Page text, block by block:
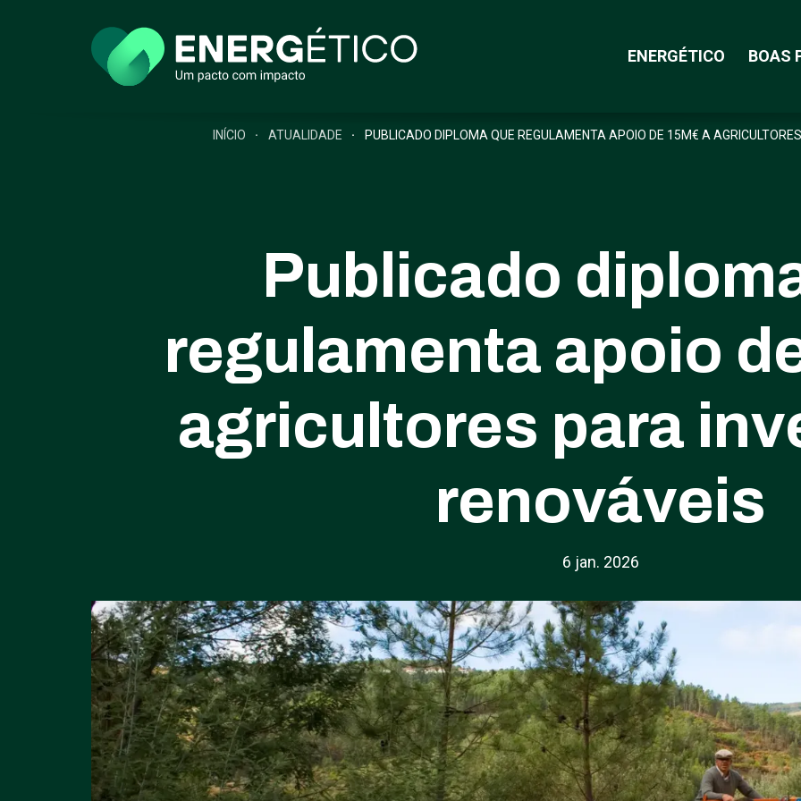
ENERGÉTICO BOAS
INÍCIO ATUALIDADE PUBLICADO DIPLOMA QUE REGULAMENTA APOIO DE 15M€ A
Publicado
regulamenta apoio
agricultores para
renováveis
6 jan. 2026